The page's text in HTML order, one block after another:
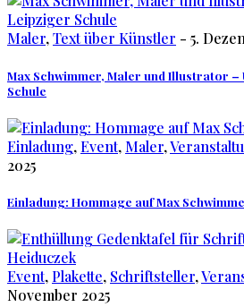
Maler,Text über Künstler - 5.
Max Schwimmer, Maler und Illustrator
Schule
Einladung,Event, Maler,
2025
Einladung: Hommage auf Max
Event, Plakette, Schriftsteller,
November 2025